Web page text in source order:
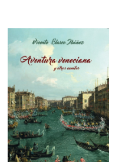
Dionisio Laguía, La
horda (novela en
acción)